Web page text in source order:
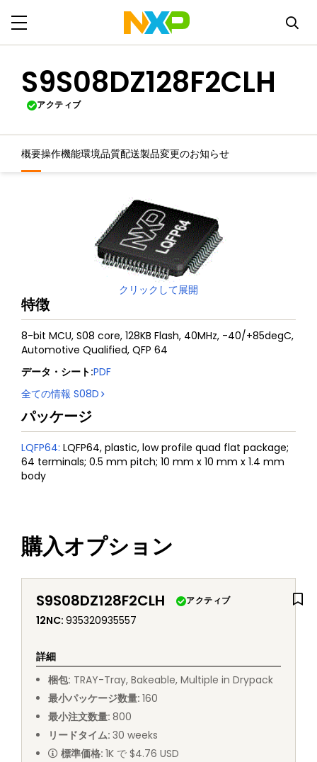
S9S08DZ128F2CLH
アクティブ
概要操作機能環境品質配送製品変更のお知らせ
クリックして展開
特徴
8-bit MCU, S08 core, 128KB Flash, 40MHz, -40/+85degC,
Automotive Qualified, QFP 64
データ・シート:PDF
全ての情報 S08D
パッケージ
LQFP64: LQFP64, plastic, low profile quad flat package;
64 terminals; 0.5 mm pitch; 10 mm x 10 mm x 1.4 mm
body
購入オプション
S9S08DZ128F2CLH アクティブ
12NC: 935320935557
詳細
梱包: TRAY-Tray, Bakeable, Multiple in Drypack
最小パッケージ数量: 160
最小注文数量: 800
リードタイム: 30 weeks
標準価格: 1K で $4.76 USD